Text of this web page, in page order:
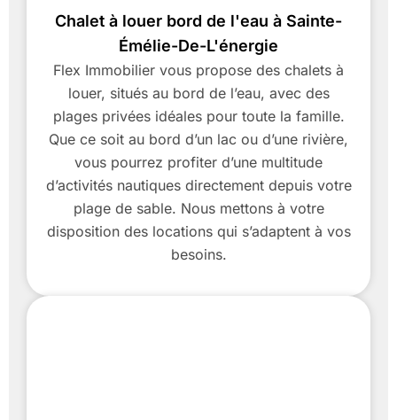
Chalet à louer bord de l'eau à Sainte-
Émélie-De-L'énergie
Flex Immobilier vous propose des chalets à
louer, situés au bord de l’eau, avec des
plages privées idéales pour toute la famille.
Que ce soit au bord d’un lac ou d’une rivière,
vous pourrez profiter d’une multitude
d’activités nautiques directement depuis votre
plage de sable. Nous mettons à votre
disposition des locations qui s’adaptent à vos
besoins.